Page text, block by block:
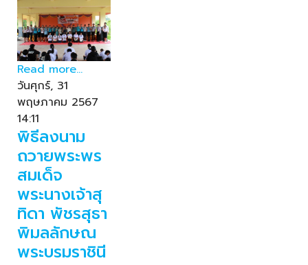
Read more...
วันศุกร์, 31
พฤษภาคม 2567
14:11
พิธีลงนาม
ถวายพระพร
สมเด็จ
พระนางเจ้าสุ
ทิดา พัชรสุธา
พิมลลักษณ
พระบรมราชินี